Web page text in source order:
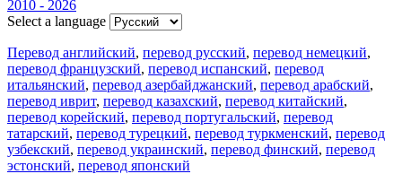
2010 - 2026
Select a language
Перевод английский, перевод русский, перевод немецкий,
перевод французский, перевод испанский, перевод
итальянский, перевод азербайджанский, перевод арабский,
перевод иврит, перевод казахский, перевод китайский,
перевод корейский, перевод португальский, перевод
татарский, перевод турецкий, перевод туркменский, перевод
узбекский, перевод украинский, перевод финский, перевод
эстонский, перевод японский